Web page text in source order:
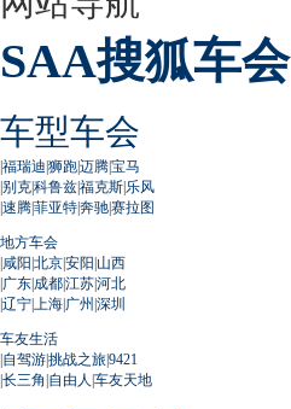
SAA搜狐车会
车型车会
|福瑞迪|狮跑|迈腾|宝马
|别克|科鲁兹|福克斯|乐风
|速腾|菲亚特|奔驰|赛拉图
地方车会
|咸阳|北京|安阳|山西
|广东|成都|江苏|河北
|辽宁| 上海|广州 |深圳
车友生活
|自驾游|挑战之旅|9421
|长三角 |自由人 |车友天地